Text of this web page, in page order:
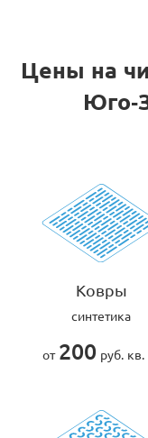
Цены на
Юго-
Ковры
синтетика
от 200 руб. кв.